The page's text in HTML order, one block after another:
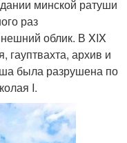
минской ратуши
раз
облик. В XIX
гауптвахта, архив и
была разрушена по
I.